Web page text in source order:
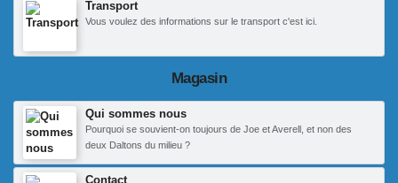
Transport
Vous voulez des informations sur le transport c'est ici.
Magasin
Qui sommes nous
Pourquoi se souvient-on toujours de Joe et Averell, et non des
deux Daltons du milieu ?
Contact